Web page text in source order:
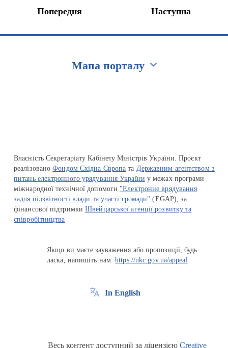
Попередня Наступна
Мапа порталу
Власність Секретаріату Кабінету Міністрів України. Проєкт
реалізованоФондом Східна Європа та Державним агентством з
питань електронного урядування України у межах програми
міжнародної технічної допомоги "Електронне врядування
задля підзвітності влади та участі громади" (EGAP), за
фінансової підтримкиШвейцарської агенції розвитку та
співробітництва
Якщо ви маєте зауваження або пропозиції, будь
ласка, напишіть нам:https://ukc.gov.ua/appeal
In English
Весь контент доступний за ліцензією Creative